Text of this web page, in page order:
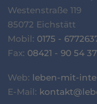
Westenstraße 119
85072 Eichstätt
Mobil: 0175 -
Fax: 08421 - 90 54 37
Web: leben-mit-
E-Mail: